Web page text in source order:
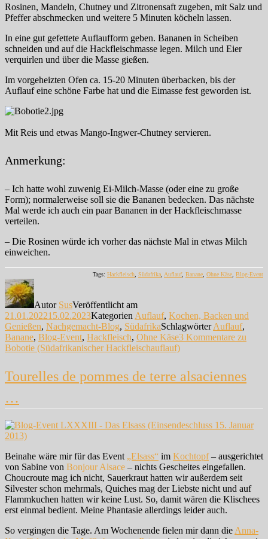
Rosinen, Mandeln, Chutney und Zitronensaft zugeben, mit Salz und
Pfeffer abschmecken und weitere 5 Minuten köcheln lassen.
In eine gut gefettete Auflaufform geben. Bananen in Scheiben
schneiden und auf die Hackfleischmasse legen. Milch und Eier
verquirlen und über die Masse gießen.
Im vorgeheizten Ofen ca. 15-20 Minuten überbacken, bis der
Auflauf eine schöne Farbe hat und die Eimasse fest geworden ist.
Mit Reis und etwas Mango-Ingwer-Chutney servieren.
Anmerkung:
– Ich hatte wohl zuwenig Ei-Milch-Masse (oder eine zu große
Form); normalerweise soll sie die Bananen bedecken. Das nächste
Mal werde ich auch ein paar Bananen in der Hackfleischmasse
verteilen.
– Die Rosinen würde ich vorher das nächste Mal in etwas Milch
einweichen.
Tags: Hackfleisch Südafrika Auflauf, Banane Ohne Käse Blog-Event
Autor SusVeröffentlicht am
21.01.202215.02.2023Kategorien Auflauf, Kochen, Backen und
Genießen, Nachgemacht-Blog, SüdafrikaSchlagwörterAuflauf,
Banane, Blog-Event, Hackfleisch, Ohne Käse3 Kommentare zu
Bobotie (Südafrikanischer Hackfleischauflauf)
Tourelles de pommes de terre alsaciennes
…
Beinahe wäre mir für das Event „Elsass“ im Kochtopf– ausgerichtet
von Sabine von Bonjour Alsace – nichts Gescheites eingefallen.
Choucroute mag ich nicht, Sauerkraut hatten wir außerdem seit
Silvester schon mehrmals, Quiches mag der Liebste nicht und auf
Flammkuchen hatten wir keine Lust. So, damit wären die Klischees
erst einmal bedient. Meine Phantasie allerdings leider auch.
So vergingen die Tage. Am Wochenende fielen mir dann die Anna-